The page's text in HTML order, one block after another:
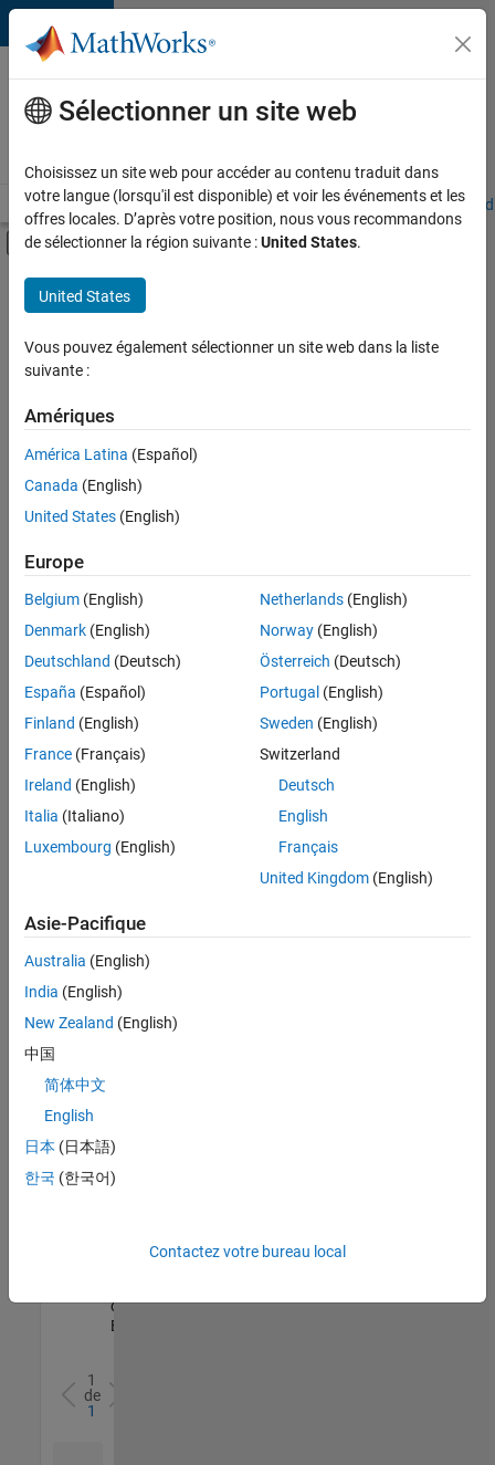
Passer au contenu
Votre
carrière
chez
Accueil Explorer nos opportunités Adresses de nos bureaux
Activer/désactiver l'affichage du menu
Contenu principal
FILTRER PAR
Programme destiné aux nouvelles carrières (EDG)
Applications et outils commerciaux
Infrastructure et architecture
Enregistrer
sélectionnées
Les
descriptions
poste
n’ont
pas
été
traduites.
Effectuez
lieu
pour
l’ensemble
des
opportunités
votre
région.
Senior Software Quality Engineer
Senior
Engineer
qualité |
Expérimenté(e)
1
de
1
Sélectionner un site web
Choisissez un site web pour accéder au contenu traduit dans
votre langue (lorsqu'il est disponible) et voir les événements et les
offres locales. D’après votre position, nous vous recommandons
de sélectionner la région suivante :United States.
United States
Vous pouvez également sélectionner un site web dans la liste
suivante :
Amériques
América Latina (Español)
Canada (English)
United States (English)
Europe
Belgium (English)
Denmark (English)
Deutschland (Deutsch)
España (Español)
Finland (English)
France (Français)
Ireland (English)
Italia (Italiano)
Luxembourg (English)
Netherlands(English)
Norway(English)
Österreich (Deutsch)
Portugal (English)
Sweden (English)
Switzerland
Deutsch
English
Français
United Kingdom(English)
Asie-Pacifique
Australia (English)
India (English)
New Zealand (English)
中国
简体中文
English
日本 (日本語)
한국 (한국어)
Contactez votre bureau local